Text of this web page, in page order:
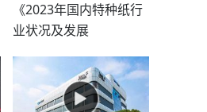
《2023年国内特种纸行
业状况及发展